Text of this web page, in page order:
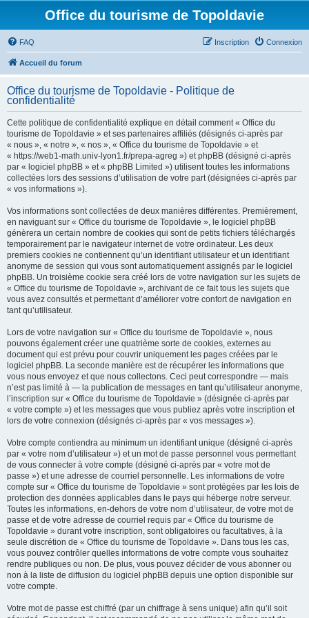
Office du tourisme de Topoldavie
FAQ Connexion
Inscription
Accueil du forum
Office du tourisme de Topoldavie - Politique de
confidentialité
Cette politique de confidentialité explique en détail comment « Office du
tourisme de Topoldavie » et ses partenaires affiliés (désignés ci-après par
« nous », « notre », « nos », « Office du tourisme de Topoldavie » et
« https://web1-math.univ-lyon1.fr/prepa-agreg ») et phpBB (désigné ci-après
par « logiciel phpBB » et « phpBB Limited ») utilisent toutes les informations
collectées lors des sessions d’utilisation de votre part (désignées ci-après par
« vos informations »).
Vos informations sont collectées de deux manières différentes. Premièrement,
en naviguant sur « Office du tourisme de Topoldavie », le logiciel phpBB
génèrera un certain nombre de cookies qui sont de petits fichiers téléchargés
temporairement par le navigateur internet de votre ordinateur. Les deux
premiers cookies ne contiennent qu’un identifiant utilisateur et un identifiant
anonyme de session qui vous sont automatiquement assignés par le logiciel
phpBB. Un troisième cookie sera créé lors de votre navigation sur les sujets de
« Office du tourisme de Topoldavie », archivant de ce fait tous les sujets que
vous avez consultés et permettant d’améliorer votre confort de navigation en
tant qu’utilisateur.
Lors de votre navigation sur « Office du tourisme de Topoldavie », nous
pouvons également créer une quatrième sorte de cookies, externes au
document qui est prévu pour couvrir uniquement les pages créées par le
logiciel phpBB. La seconde manière est de récupérer les informations que
vous nous envoyez et que nous collectons. Ceci peut correspondre — mais
n’est pas limité à — la publication de messages en tant qu’utilisateur anonyme,
l’inscription sur « Office du tourisme de Topoldavie » (désignée ci-après par
« votre compte ») et les messages que vous publiez après votre inscription et
lors de votre connexion (désignés ci-après par « vos messages »).
Votre compte contiendra au minimum un identifiant unique (désigné ci-après
par « votre nom d’utilisateur ») et un mot de passe personnel vous permettant
de vous connecter à votre compte (désigné ci-après par « votre mot de
passe ») et une adresse de courriel personnelle. Les informations de votre
compte sur « Office du tourisme de Topoldavie » sont protégées par les lois de
protection des données applicables dans le pays qui héberge notre serveur.
Toutes les informations, en-dehors de votre nom d’utilisateur, de votre mot de
passe et de votre adresse de courriel requis par « Office du tourisme de
Topoldavie » durant votre inscription, sont obligatoires ou facultatives, à la
seule discrétion de « Office du tourisme de Topoldavie ». Dans tous les cas,
vous pouvez contrôler quelles informations de votre compte vous souhaitez
rendre publiques ou non. De plus, vous pouvez décider de vous abonner ou
non à la liste de diffusion du logiciel phpBB depuis une option disponible sur
votre compte.
Votre mot de passe est chiffré (par un chiffrage à sens unique) afin qu’il soit